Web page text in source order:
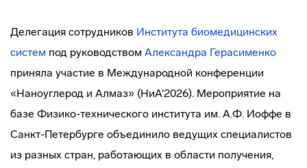
Делегация сотрудников Института биомедицинских
систем под руководством Александра Герасименко
приняла участие в Международной конференции
«Наноуглерод и Алмаз» (НиА'2026). Мероприятие на
базе Физико-технического института им. А.Ф. Иоффе в
Санкт-Петербурге объединило ведущих специалистов
из разных стран, работающих в области получения,